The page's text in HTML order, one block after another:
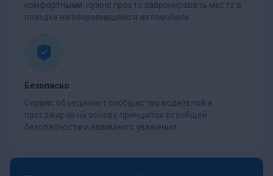
комфортными, нужно просто забронировать место в
поездке на понравившемся автомобиле.
Безопасно
Сервис объединяет сообщество водителей и
пассажиров на основе принципов всеобщей
безопасности и взаимного уважения.